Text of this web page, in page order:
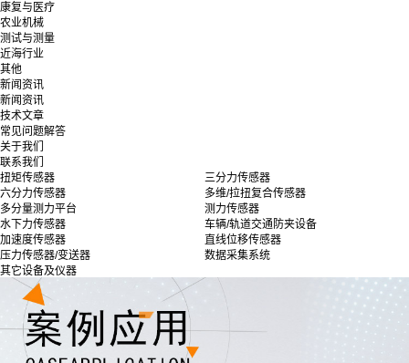
康复与医疗
农业机械
测试与测量
近海行业
其他
新闻资讯
新闻资讯
技术文章
常见问题解答
关于我们
联系我们
扭矩传感器
三分力传感器
六分力传感器
多维/拉扭复合传感器
多分量测力平台
测力传感器
水下力传感器
车辆/轨道交通防夹设备
加速度传感器
直线位移传感器
压力传感器/变送器
数据采集系统
其它设备及仪器